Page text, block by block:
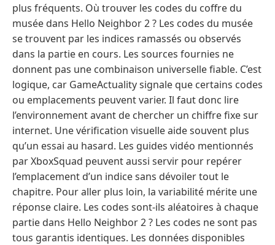
plus fréquents. Où trouver les codes du coffre du
musée dans Hello Neighbor 2 ? Les codes du musée
se trouvent par les indices ramassés ou observés
dans la partie en cours. Les sources fournies ne
donnent pas une combinaison universelle fiable. C’est
logique, car GameActuality signale que certains codes
ou emplacements peuvent varier. Il faut donc lire
l’environnement avant de chercher un chiffre fixe sur
internet. Une vérification visuelle aide souvent plus
qu’un essai au hasard. Les guides vidéo mentionnés
par XboxSquad peuvent aussi servir pour repérer
l’emplacement d’un indice sans dévoiler tout le
chapitre. Pour aller plus loin, la variabilité mérite une
réponse claire. Les codes sont-ils aléatoires à chaque
partie dans Hello Neighbor 2 ? Les codes ne sont pas
tous garantis identiques. Les données disponibles